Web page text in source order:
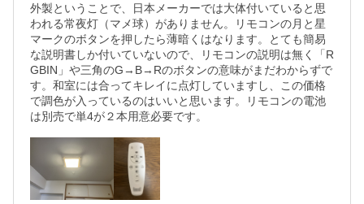
外製ということで、日本メーカーでは大体付いていると思
われる常夜灯（マメ球）がありません。リモコンの月と星
マークのボタンを押したら薄暗くはなります。とても簡易
な説明書しか付いていないので、リモコンの説明は無く「R
GBIN」や三角のG→B→Rのボタンの意味がまだわからずで
す。和室には合ってキレイに点灯していますし、この価格
で調色が入っているのはいいと思います。リモコンの電池
は別売で単4が２本用意必要です。